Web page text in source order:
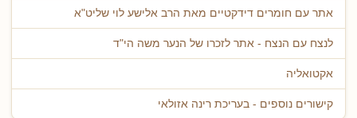
אתר עם חומרים דידקטיים מאת הרב אלישע לוי שליט"א
לנצח עם הנצח - אתר לזכרו של הנער משה הי"ד
אקטואליה
קישורים נוספים - בעריכת רינה אזולאי